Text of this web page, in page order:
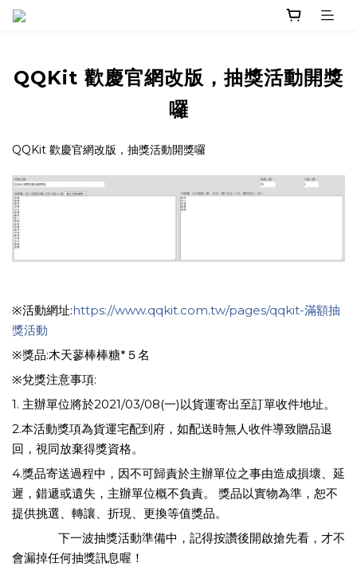
QQKit 歡慶官網改版，抽獎活動開獎
囉
QQKit 歡慶官網改版，抽獎活動開獎囉
※活動網址:https://www.qqkit.com.tw/pages/qqkit-滿額抽
獎活動
※獎品:木天蓼棒棒糖*５名
※兌獎注意事項:
1. 主辦單位將於2021/03/08(一)以貨運寄出至訂單收件地址。
2.本活動獎項為貨運宅配到府，如配送時無人收件導致贈品退
回，視同放棄得獎資格。
4.獎品寄送過程中，因不可歸責於主辦單位之事由造成損壞、延
遲，錯遞或遺失，主辦單位概不負責。 獎品以實物為準，恕不
提供挑選、轉讓、折現、更換等值獎品。
下一波抽獎活動準備中，記得按讚後開啟搶先看，才不
會漏掉任何抽獎訊息喔！